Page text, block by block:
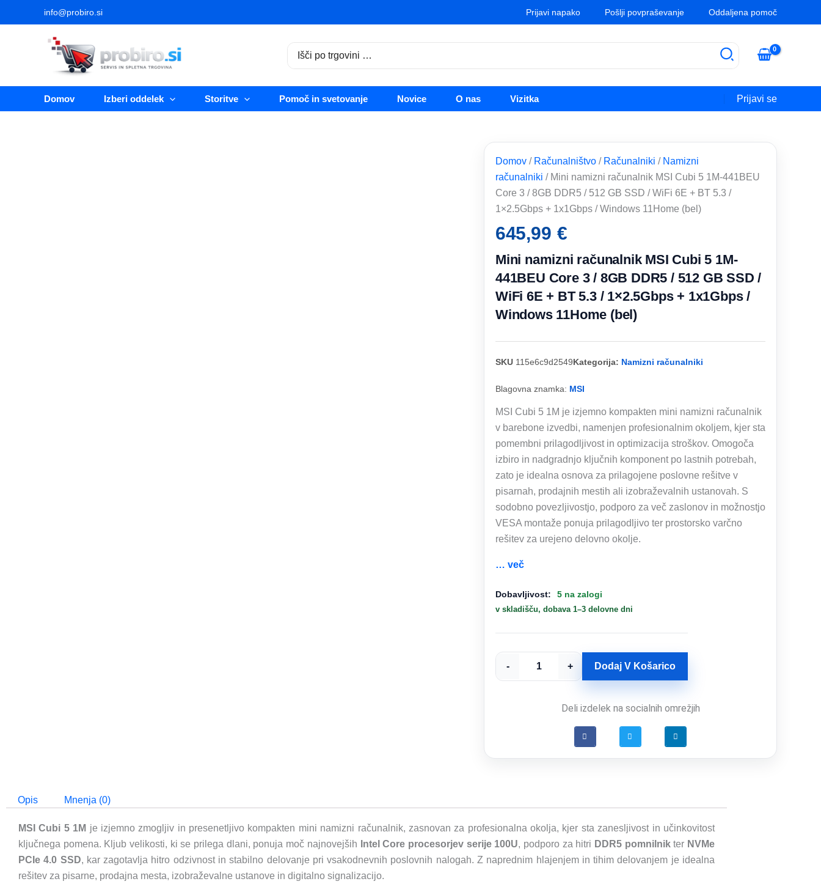
to
info@probiro.si Prijavi napako Pošlji povpraševanje Oddaljena pomoč
Search
for:
Domov Izberi oddelek Storitve Pomoč in svetovanje Novice O nas Vizitka Prijavi se
Domov / Računalništvo / Računalniki / Namizni
računalniki / Mini namizni računalnik MSI Cubi 5 1M-441BEU
Core 3 / 8GB DDR5 / 512 GB SSD / WiFi 6E + BT 5.3 /
1×2.5Gbps + 1x1Gbps / Windows 11Home (bel)
645,99 €
Mini namizni računalnik MSI Cubi 5 1M-
441BEU Core 3 / 8GB DDR5 / 512 GB SSD /
WiFi 6E + BT 5.3 / 1×2.5Gbps + 1x1Gbps /
Windows 11Home (bel)
SKU 115e6c9d2549Kategorija: Namizni računalniki
Blagovna znamka: MSI
MSI Cubi 5 1M je izjemno kompakten mini namizni računalnik
v barebone izvedbi, namenjen profesionalnim okoljem, kjer sta
pomembni prilagodljivost in optimizacija stroškov. Omogoča
izbiro in nadgradnjo ključnih komponent po lastnih potrebah,
zato je idealna osnova za prilagojene poslovne rešitve v
pisarnah, prodajnih mestih ali izobraževalnih ustanovah. S
sodobno povezljivostjo, podporo za več zaslonov in možnostjo
VESA montaže ponuja prilagodljivo ter prostorsko varčno
rešitev za urejeno delovno okolje.
… več
Dobavljivost: 5 na zalogi
v skladišču, dobava 1–3 delovne dni
-
namizni
MSI
Cubi
1M-
512
GB
SSD
/
+ Dodaj V Košarico
Deli izdelek na socialnih omrežjih
Opis Mnenja (0)
MSI Cubi 5 1M je izjemno zmogljiv in presenetljivo kompakten mini namizni računalnik, zasnovan za profesionalna okolja, kjer sta zanesljivost in učinkovitost
ključnega pomena. Kljub velikosti, ki se prilega dlani, ponuja moč najnovejših
Intel Core procesorjev serije 100U, podporo za hitri DDR5 pomnilnikter NVMe
PCIe 4.0 SSD, kar zagotavlja hitro odzivnost in stabilno delovanje pri vsakodnevnih poslovnih nalogah. Z naprednim hlajenjem in tihim delovanjem je idealna
rešitev za pisarne, prodajna mesta, izobraževalne ustanove in digitalno signalizacijo.